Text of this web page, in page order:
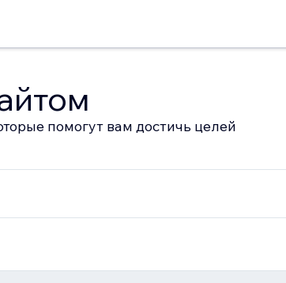
помогут вам достичь целей